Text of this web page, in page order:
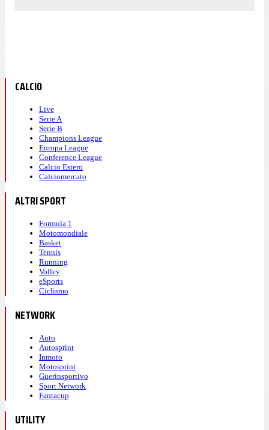
CALCIO
Live
Serie A
Serie B
Champions League
Europa League
Conference League
Calcio Estero
Calciomercato
ALTRI SPORT
Formula 1
Motomondiale
Basket
Tennis
Running
Volley
eSports
Ciclismo
NETWORK
Auto
Autosprint
Inmoto
Motosprint
Guerinsportivo
Sport Network
Fantacup
UTILITY